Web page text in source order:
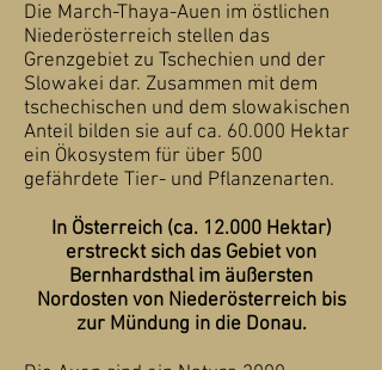
Die March-Thaya-Auen im östlichen
Niederösterreich stellen das
Grenzgebiet zu Tschechien und der
Slowakei dar. Zusammen mit dem
tschechischen und dem slowakischen
Anteil bilden sie auf ca. 60.000 Hektar
ein Ökosystem für über 500
gefährdete Tier- und Pflanzenarten.
In Österreich (ca. 12.000 Hektar)
erstreckt sich das Gebiet von
Bernhardsthal im äußersten
Nordosten von Niederösterreich bis
zur Mündung in die Donau.